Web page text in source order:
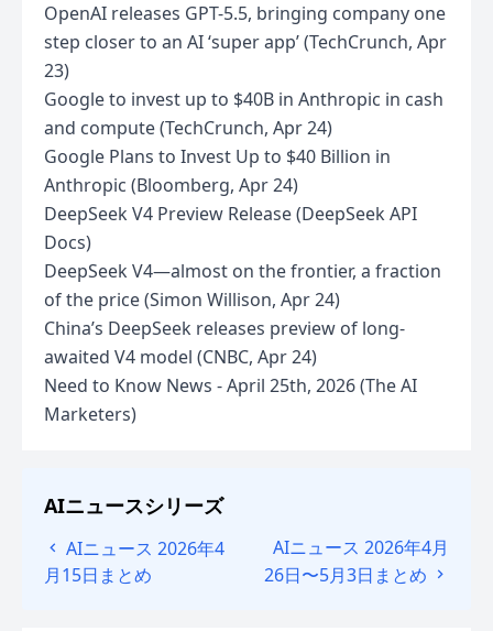
OpenAI releases GPT-5.5, bringing company one
step closer to an AI ‘super app’ (TechCrunch, Apr
23)
Google to invest up to $40B in Anthropic in cash
and compute (TechCrunch, Apr 24)
Google Plans to Invest Up to $40 Billion in
Anthropic (Bloomberg, Apr 24)
DeepSeek V4 Preview Release (DeepSeek API
Docs)
DeepSeek V4—almost on the frontier, a fraction
of the price (Simon Willison, Apr 24)
China’s DeepSeek releases preview of long-
awaited V4 model (CNBC, Apr 24)
Need to Know News - April 25th, 2026 (The AI
Marketers)
AIニュースシリーズ
AIニュース 2026年4
月15日まとめ
AIニュース 2026年4月
26日〜5月3日まとめ